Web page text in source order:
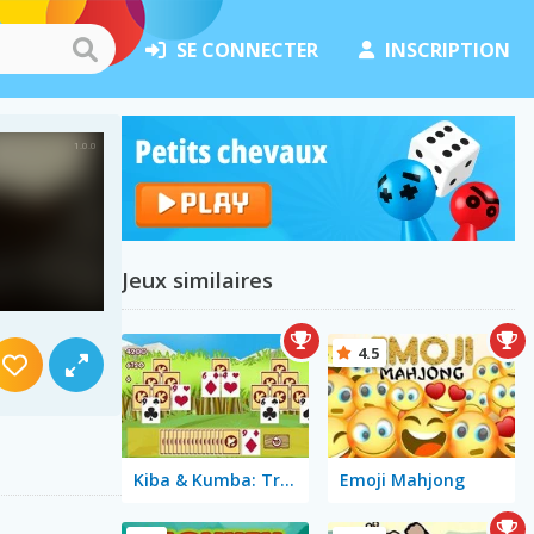
SE CONNECTER INSCRIPTION
Jeux similaires
Kiba & Kumba: Tri-Towers Emoji Mahjong
4.5